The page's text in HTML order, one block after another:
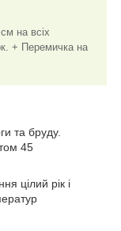
на всіх
+ Перемичка на
та бруду.
45
цілий рік і